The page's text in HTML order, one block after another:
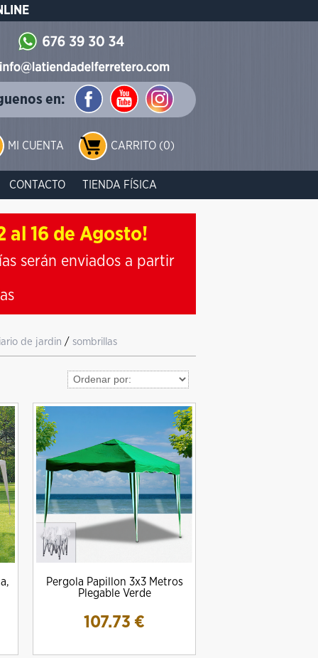
en:
MI CUENTA CARRITO (0)
CONTACTO TIENDA FÍSICA
al 16 de Agosto!
serán enviados a partir
de jardin / sombrillas
Pergola Papillon 3x3 Metros
Plegable Verde
107.73 €